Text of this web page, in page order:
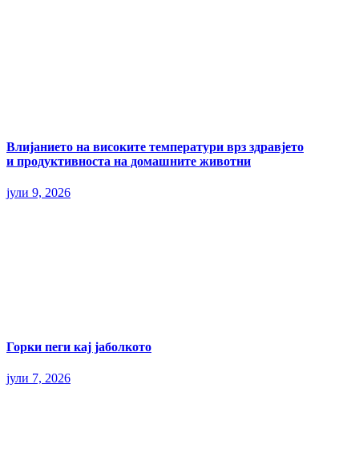
Влијанието на високите температури врз здравјето
и продуктивноста на домашните животни
јули 9, 2026
Горки пеги кај јаболкото
јули 7, 2026